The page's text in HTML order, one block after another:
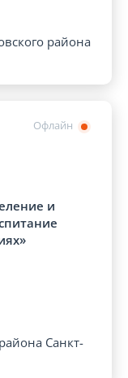
района
Офлайн
и
Санкт-